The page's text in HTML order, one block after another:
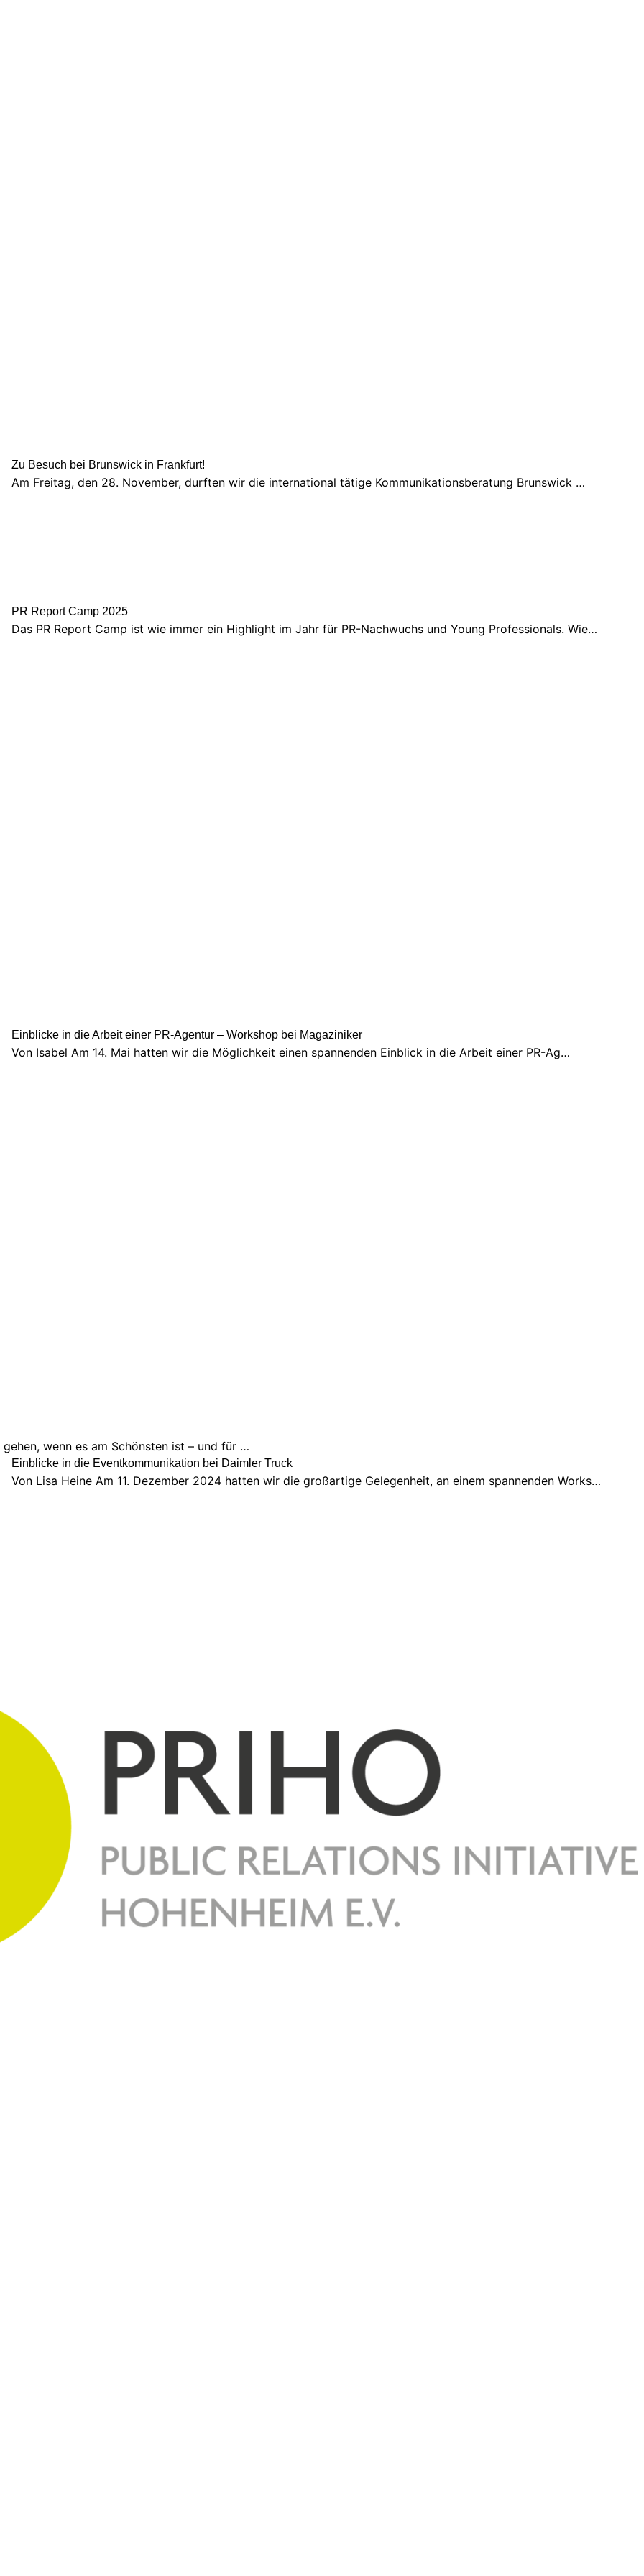
Zu Besuch bei Brunswick in Frankfurt!
Am Freitag, den 28. November, durften wir die international tätige Kommunikationsberatung Brunswick …
PR Report Camp 2025
Das PR Report Camp ist wie immer ein Highlight im Jahr für PR-Nachwuchs und Young Professionals. Wie…
Einblicke in die Arbeit einer PR-Agentur – Workshop bei Magaziniker
Von Isabel Am 14. Mai hatten wir die Möglichkeit einen spannenden Einblick in die Arbeit einer PR-Ag…
wenn es am Schönsten ist – und für …
Einblicke in die Eventkommunikation bei Daimler Truck
Von Lisa Heine Am 11. Dezember 2024 hatten wir die großartige Gelegenheit, an einem spannenden Works…